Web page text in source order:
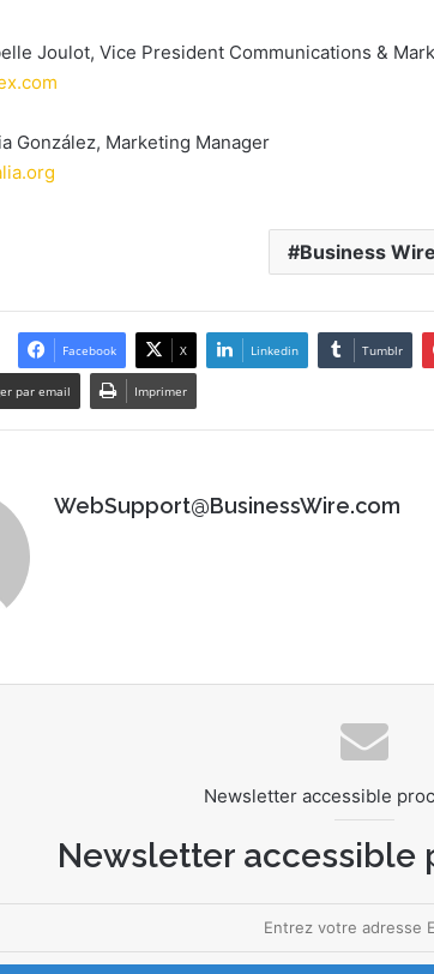
Joulot, Vice President Communications &
González, Marketing Manager
Business Wire
Facebook X Linkedin Tumblr
par email Imprimer
WebSupport@BusinessWire.com
Newsletter accessible
Newsletter accessible